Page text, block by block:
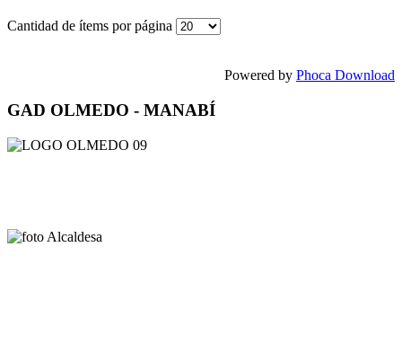
Cantidad de ítems por página
Powered by Phoca Download
GAD OLMEDO - MANABÍ